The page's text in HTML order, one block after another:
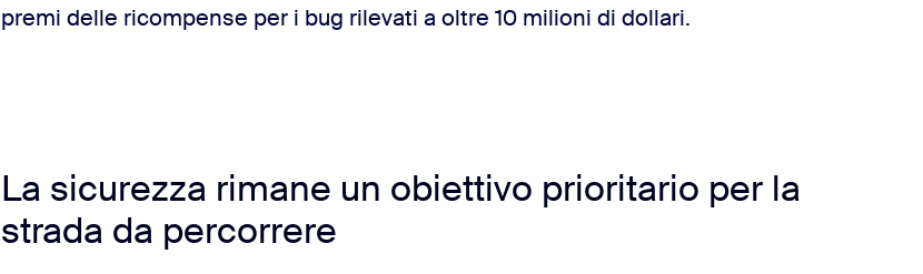
premi delle ricompense per i bug rilevati a oltre 10 milioni di dollari.
La sicurezza rimane un obiettivo prioritario per la
strada da percorrere